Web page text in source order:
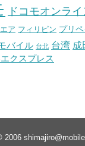
ドコモオンラ
ア フィリピン プリ
バイル 台北 台湾 成
クスプレス
2006